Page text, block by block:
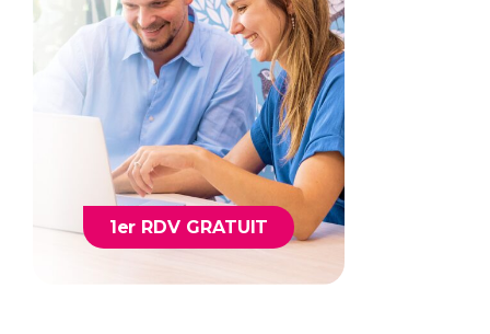
1er RDV GRATUIT